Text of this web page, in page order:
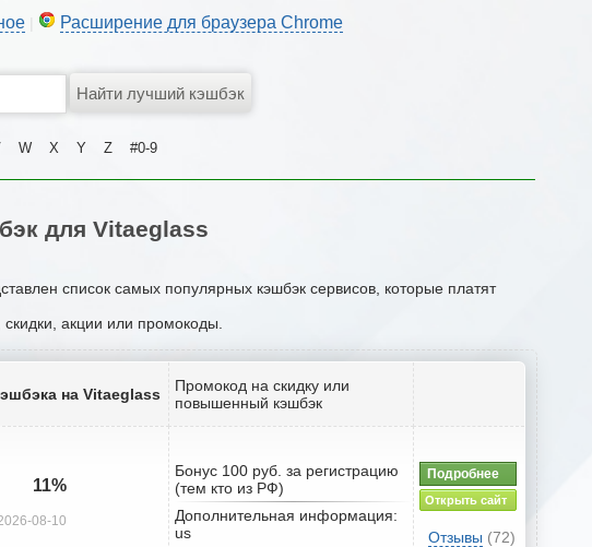
Расширение для браузера Chrome
W X Y Z #0-9
для Vitaeglass
список самых популярных кэшбэк сервисов, которые платят
акции или промокоды.
на Vitaeglass
Промокод на скидку или
повышенный кэшбэк
11%
08-10
Бонус 100 руб. за регистрацию
(тем кто из РФ)
Дополнительная информация:
us
Подробнее
Открыть сайт
Отзывы (72)